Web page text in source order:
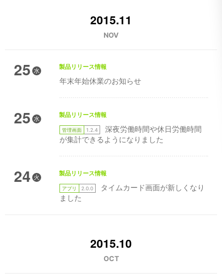
2015.11
NOV
25 水
製品リリース情報
年末年始休業のお知らせ
25 水
製品リリース情報
管理画面 1.2.4
深夜労働時間や休日労働時間
が集計できるようになりました
24 火
製品リリース情報
アプリ 2.0.0
タイムカード画面が新しくなり
ました
2015.10
OCT